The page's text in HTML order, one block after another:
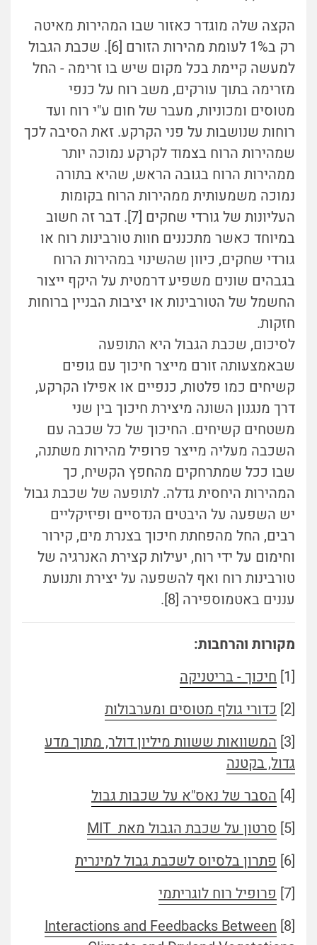
הקצה שלה מוגדר כאזור שבו המהירות מאיטה
רק ב1% לעומת מהירות הזורם [6]. שכבת הגבול
למעשה קיימת בכל מקום שיש בו זרימה - החל
מזרימה בתוך עורקים, משב רוח על כנפי
מטוסים ומכוניות, מעבר של חום ע"י רוח ועד
רוחות שנושבות על פני הקרקע. זאת הסיבה לכך
שמהירות הרוח בצמוד לקרקע נמוכה יותר
ממהירות הרוח בגובה הראש, שהיא בתורה
נמוכה משמעותית ממהירות הרוח בקומות
העליונות של גורדי שחקים [7]. דבר זה חשוב
במיוחד כאשר מתכננים חוות טורבינות רוח או
גורדי שחקים, כיוון שהשינוי במהירות הרוח
בגבהים שונים משפיע דרמטית על היקף ייצור
החשמל של הטורבינות או יציבות הבניין ברוחות
חזקות.
לסיכום, שכבת הגבול היא התופעה
שבאמצעותה זורם מייצר חיכוך עם גופים
קשיחים כמו פלטות, כנפיים או אפילו הקרקע,
דרך מנגנון השונה מיצירת חיכוך בין שני
משטחים קשיחים. החיכוך של כל שכבה עם
השכבה מעליה מייצר פרופיל מהירות משתנה,
שבו ככל שמתרחקים מהחפץ הקשיח, כך
המהירות היחסית גדלה. לתופעה של שכבת גבול
יש השפעה על היבטים הנדסיים ופיזיקליים
רבים, החל מהפחתת חיכוך בצנרת מים, קירור
וחימום על ידי רוח, יעילות קצירת האנרגיה של
טורבינות רוח ואף להשפעה על יצירת ותנועת
עננים באטמוספירה [8].
מקורות והרחבות:
[1]
חיכוך - בריטניקה
[2]
כדורי גולף מטוסים ומערבולות
[3]
המשוואות ששוות מיליון דולר, מתוך מדע
גדול, בקטנה
[4]
הסבר של נאס"א על שכבות גבול
[5]
סרטון על שכבת הגבול מאת MIT
[6]
פתרון בלסיוס לשכבת גבול למינרית
[7]
פרופיל רוח לוגריתמי
[8]
Interactions and Feedbacks Between